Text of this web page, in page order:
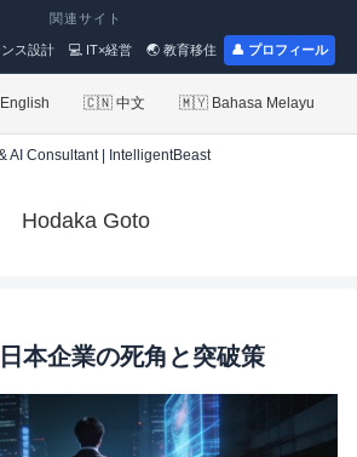
関連サイト
ス設計 💻 IT×経営 🌏 教育移住 👤 プロフィール
🇨🇳 中文 🇲🇾 Bahasa Melayu
AI Consultant | IntelligentBeast
Hodaka Goto
本企業の死角と突破策